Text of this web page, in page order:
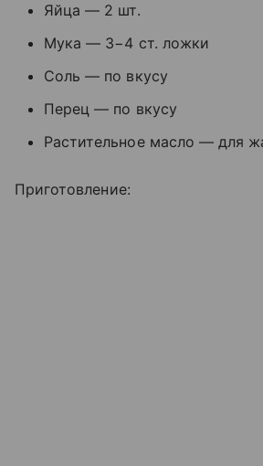
Яйца — 2 шт.
Мука — 3−4 ст. ложки
Соль — по вкусу
Перец — по вкусу
Растительное масло — для
Приготовление: